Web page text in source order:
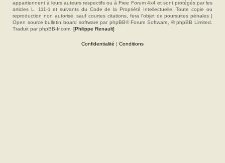
appartiennent à leurs auteurs respectifs ou à Free Forum 4x4 et sont protégés par les
articles L. 111-1 et suivants du Code de la Propriété Intellectuelle. Toute copie ou
reproduction non autorisé, sauf courtes citations, fera l'objet de poursuites pénales |
Open source bulletin board software par phpBB® Forum Software, © phpBB Limited.
Traduit par phpBB-fr.com. [Philippe Renault]
Confidentialité | Conditions